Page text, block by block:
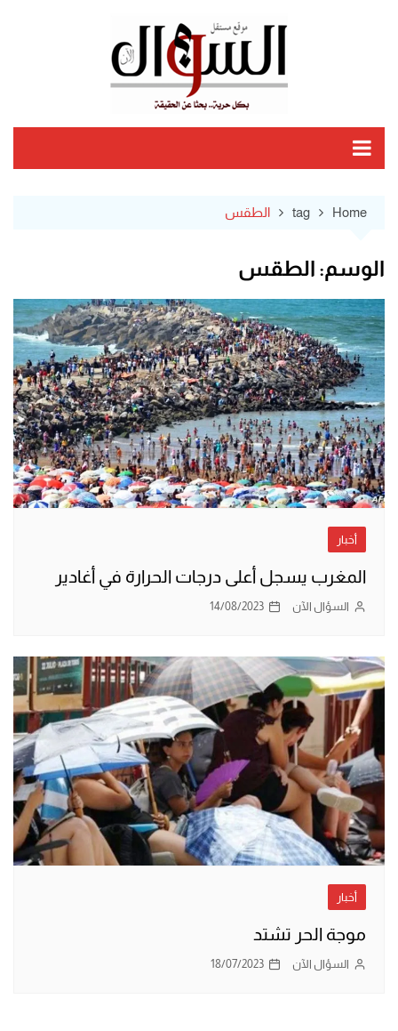
Home
tag الطقس
الوسم: الطقس
أخبار
المغرب يسجل أعلى درجات الحرارة في أغادير
السؤال الآن 14/08/2023
أخبار
موجة الحر تشتد
السؤال الآن 18/07/2023